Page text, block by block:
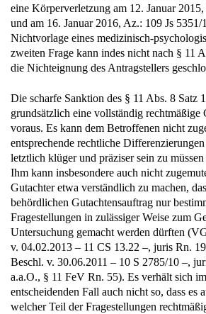
eine Körperverletzung am 12. Januar
und am 16. Januar 2016, Az.: 109 Js
Nichtvorlage eines medizinisch-
zweiten Frage kann indes nicht nach § 11
die Nichteignung des Antragstellers
Die scharfe Sanktion des § 11 Abs. 8 Satz
grundsätzlich eine vollständig rechtmäßige
voraus. Es kann dem Betroffenen nicht
entsprechende rechtliche
letztlich klüger und präziser sein zu
Ihm kann insbesondere auch nicht
Gutachter etwa verständlich zu machen,
behördlichen Gutachtensauftrag nur
Fragestellungen in zulässiger Weise zum
Untersuchung gemacht werden dürften
v. 04.02.2013 – 11 CS 13.22 –, juris Rn.
Beschl. v. 30.06.2011 – 10 S 2785/10 –,
a.a.O., § 11 FeV Rn. 55). Es verhält sich
entscheidenden Fall auch nicht so, dass es
welcher Teil der Fragestellungen